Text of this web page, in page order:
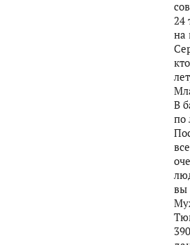
24
на
В
по
вы